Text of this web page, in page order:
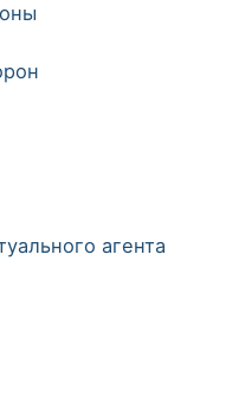
агента